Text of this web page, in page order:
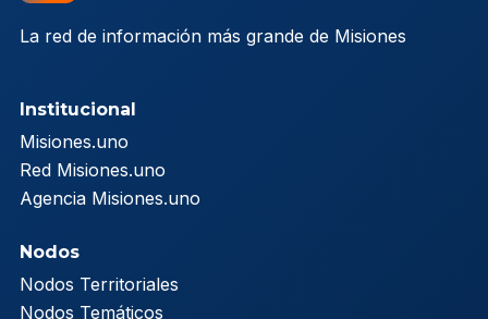
La red de información más grande de Misiones
Institucional
Misiones.uno
Red Misiones.uno
Agencia Misiones.uno
Nodos
Nodos Territoriales
Nodos Temáticos